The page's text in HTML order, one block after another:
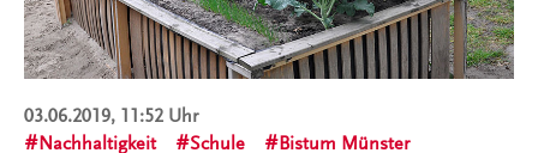
03.06.2019, 11:52 Uhr
Nachhaltigkeit
Schule Bistum Münster